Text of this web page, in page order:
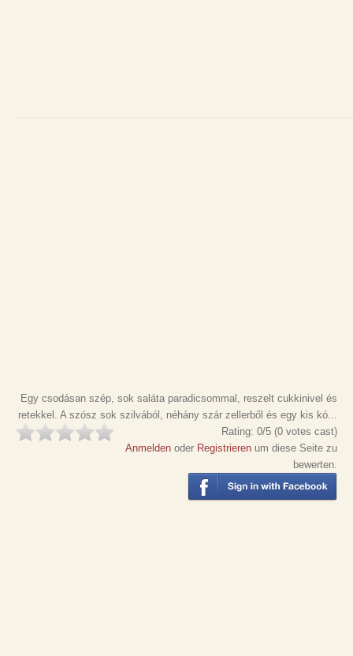
Egy csodásan szép, sok saláta paradicsommal, reszelt cukkinivel és
retekkel. A szósz sok szilvából, néhány szár zellerből és egy kis kó...
Rating: 0/5 (0 votes cast)
Anmelden oder Registrieren um diese Seite zu
bewerten.